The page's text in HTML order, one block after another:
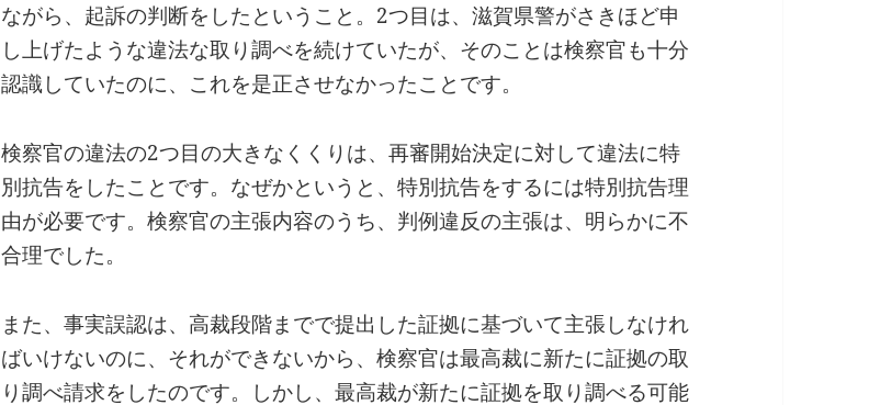
ながら、起訴の判断をしたということ。2つ目は、滋賀県警がさきほど申
し上げたような違法な取り調べを続けていたが、そのことは検察官も十分
認識していたのに、これを是正させなかったことです。
検察官の違法の2つ目の大きなくくりは、再審開始決定に対して違法に特
別抗告をしたことです。なぜかというと、特別抗告をするには特別抗告理
由が必要です。検察官の主張内容のうち、判例違反の主張は、明らかに不
合理でした。
また、事実誤認は、高裁段階までで提出した証拠に基づいて主張しなけれ
ばいけないのに、それができないから、検察官は最高裁に新たに証拠の取
り調べ請求をしたのです。しかし、最高裁が新たに証拠を取り調べる可能